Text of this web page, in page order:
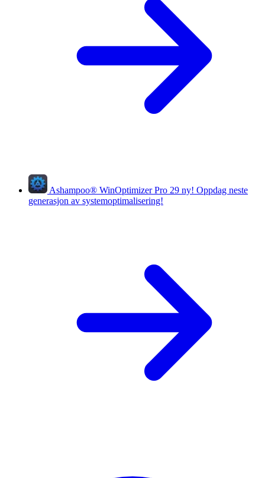
Ashampoo® WinOptimizer Pro 29 ny! Oppdag neste
generasjon av systemoptimalisering!